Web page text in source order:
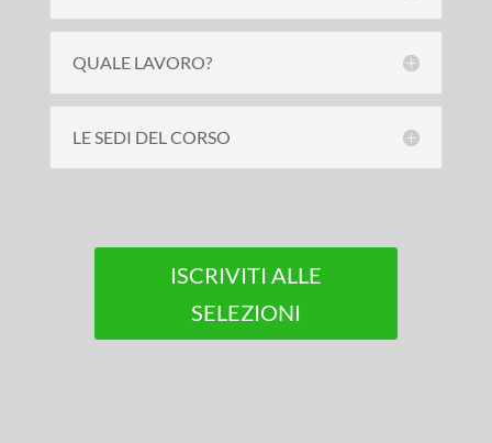
QUALE LAVORO?
LE SEDI DEL CORSO
ISCRIVITI ALLE
SELEZIONI